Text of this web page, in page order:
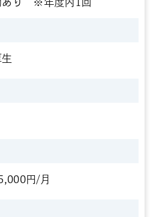
あり ※年度内1回
円/月